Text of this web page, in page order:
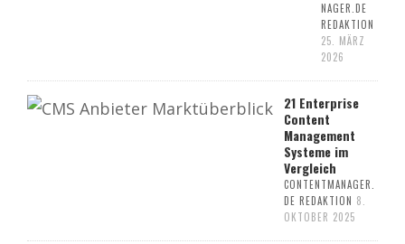
NAGER.DE
REDAKTION
25. MÄRZ
2026
21 Enterprise
Content
Management
Systeme im
Vergleich
CONTENTMANAGER.
DE REDAKTION 8.
OKTOBER 2025